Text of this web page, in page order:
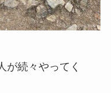
が続々やってく